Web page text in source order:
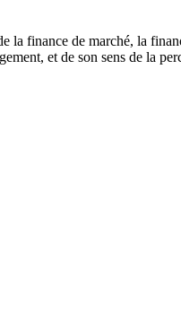
la finance de marché, la
et de son sens de la